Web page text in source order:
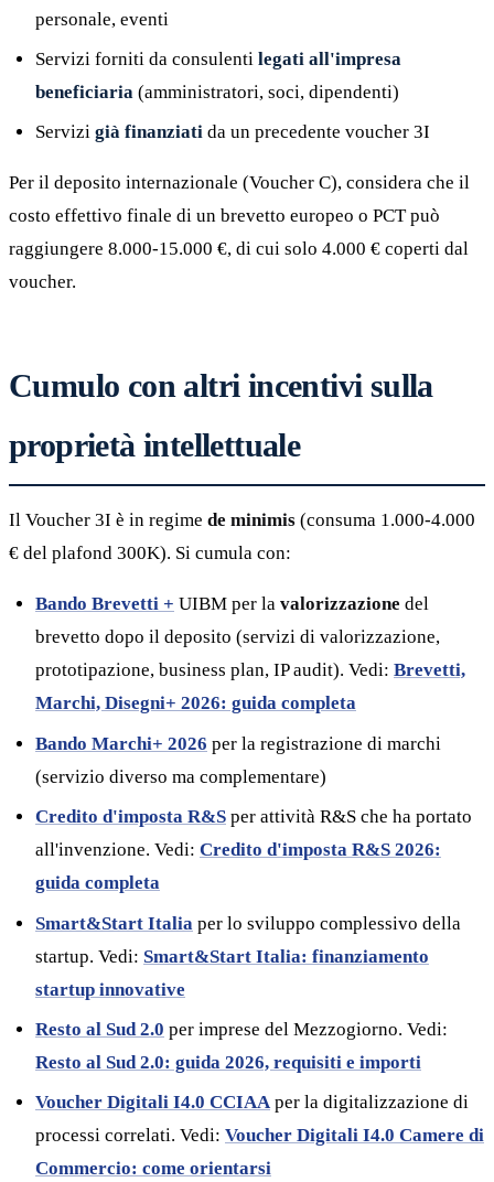
personale, eventi
Servizi forniti da consulenti legati all'impresa
beneficiaria (amministratori, soci, dipendenti)
Servizi già finanziati da un precedente voucher 3I
Per il deposito internazionale (Voucher C), considera che il
costo effettivo finale di un brevetto europeo o PCT può
raggiungere 8.000-15.000 €, di cui solo 4.000 € coperti dal
voucher.
Cumulo con altri incentivi sulla
proprietà intellettuale
Il Voucher 3I è in regime de minimis (consuma 1.000-4.000
€ del plafond 300K). Si cumula con:
Bando Brevetti + UIBM per la valorizzazione del
brevetto dopo il deposito (servizi di valorizzazione,
prototipazione, business plan, IP audit). Vedi: Brevetti,
Marchi, Disegni+ 2026: guida completa
Bando Marchi+ 2026 per la registrazione di marchi
(servizio diverso ma complementare)
Credito d'imposta R&S per attività R&S che ha portato
all'invenzione. Vedi: Credito d'imposta R&S 2026:
guida completa
Smart&Start Italia per lo sviluppo complessivo della
startup. Vedi: Smart&Start Italia: finanziamento
startup innovative
Resto al Sud 2.0 per imprese del Mezzogiorno. Vedi:
Resto al Sud 2.0: guida 2026, requisiti e importi
Voucher Digitali I4.0 CCIAA per la digitalizzazione di
processi correlati. Vedi: Voucher Digitali I4.0 Camere di
Commercio: come orientarsi